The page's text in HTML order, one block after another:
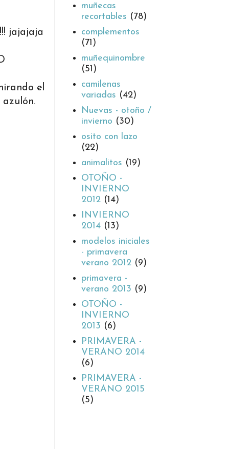
jajajaja
el
azulón.
muñecas
recortables (78)
complementos
(71)
muñequinombre
(51)
camilenas
variadas (42)
Nuevas - otoño /
invierno (30)
osito con lazo
(22)
animalitos (19)
OTOÑO -
INVIERNO
2012 (14)
INVIERNO
2014 (13)
modelos iniciales
- primavera
verano 2012 (9)
primavera -
verano 2013 (9)
OTOÑO -
INVIERNO
2013 (6)
PRIMAVERA -
VERANO 2014
(6)
PRIMAVERA -
VERANO 2015
(5)